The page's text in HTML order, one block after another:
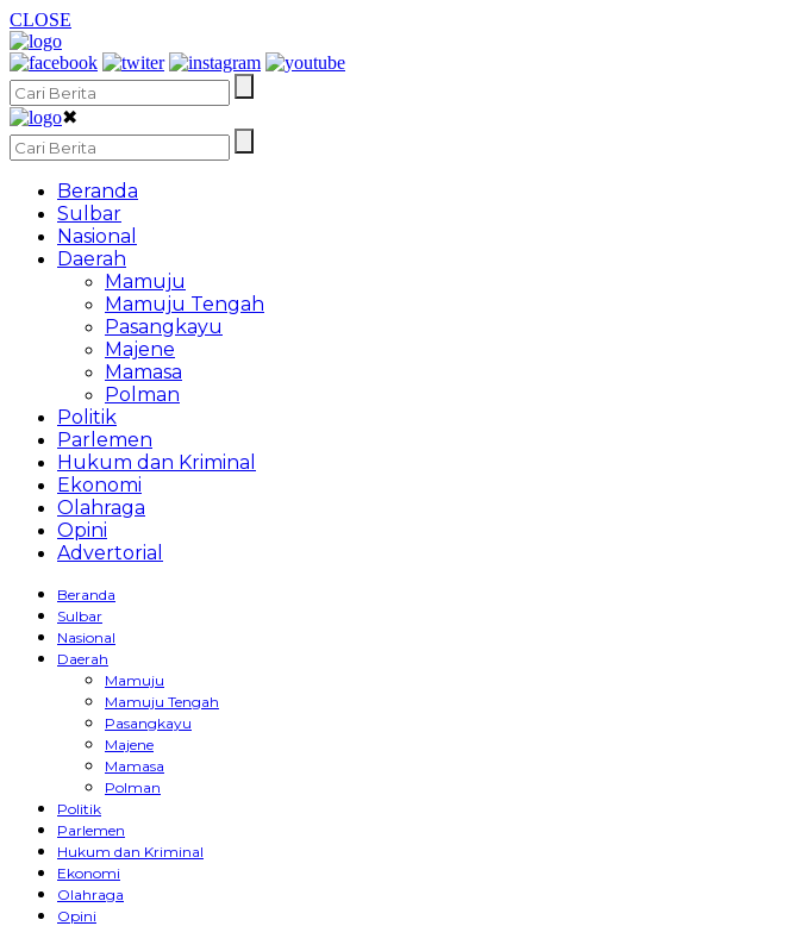
CLOSE
✖
Beranda
Sulbar
Nasional
Daerah
Mamuju
Mamuju Tengah
Pasangkayu
Majene
Mamasa
Polman
Politik
Parlemen
Hukum dan Kriminal
Ekonomi
Olahraga
Opini
Advertorial
Beranda
Sulbar
Nasional
Daerah
Mamuju
Mamuju Tengah
Pasangkayu
Majene
Mamasa
Polman
Politik
Parlemen
Hukum dan Kriminal
Ekonomi
Olahraga
Opini